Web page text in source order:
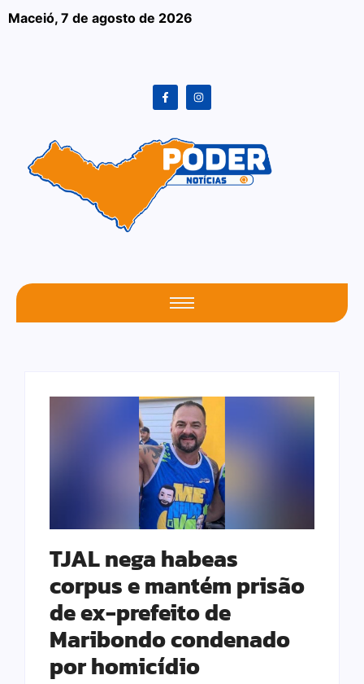
Maceió, 7 de agosto de 2026
TJAL nega habeas
corpus e mantém prisão
de ex-prefeito de
Maribondo condenado
por homicídio